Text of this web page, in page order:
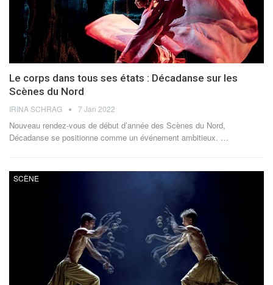
Le corps dans tous ses états : Décadanse sur les
Scènes du Nord
IRINA SCHRAG 7 Jan 2022
Nouveau rendez-vous de début d’année des Scènes du Nord,
Décadanse se positionne comme un événement ambitieux. …
SCÈNE